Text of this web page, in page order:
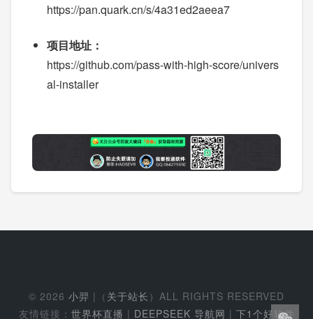
https://pan.quark.cn/s/4a31ed2aeea7
项目地址：
https://github.com/pass-with-high-score/univers
al-installer
© 2026 小羿 |（ 关于站长 ）ALL RIGHTS RESERVED
友情链接： 世界杯直播 | DEEPSEEK 导航网 | 下1个好软件